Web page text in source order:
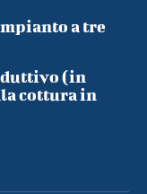
a tre
(in
cottura in